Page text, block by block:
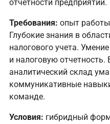
отчетности предприятий.
Требования: опыт работы
Глубокие знания в
налогового учета.
и налоговую
аналитический склад
коммуникативные
команде.
Условия: гибридный